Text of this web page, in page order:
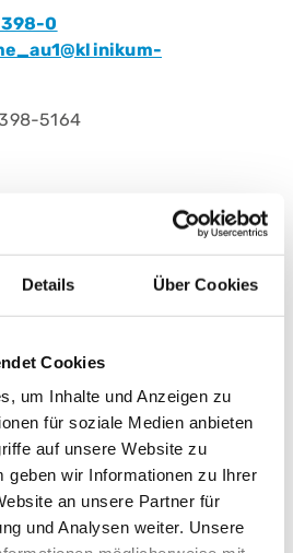
Details Über Cookies
Cookies
um Inhalte und Anzeigen zu
für soziale Medien anbieten
auf unsere Website zu
geben wir Informationen zu Ihrer
an unsere Partner für
und Analysen weiter. Unsere
398-0
5164
Süd